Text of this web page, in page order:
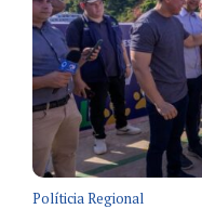
Políticia Regional